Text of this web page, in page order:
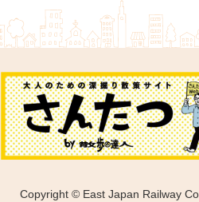
Copyright © East Japan Railway